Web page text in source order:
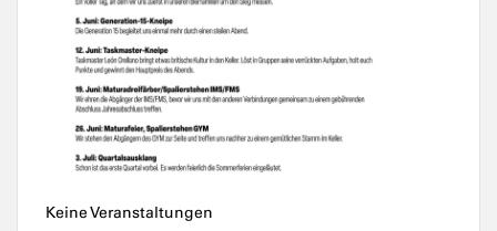
Keine Veranstaltungen